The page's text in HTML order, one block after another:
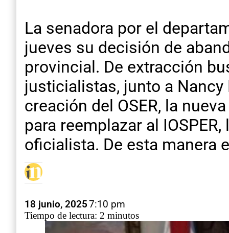
La senadora por el
jueves su decisión de
provincial. De extracción
justicialistas, junto a
creación del OSER, la
para reemplazar al
oficialista. De esta manera
18 junio, 20257:10 pm
Tiempo de lectura: 2 minutos